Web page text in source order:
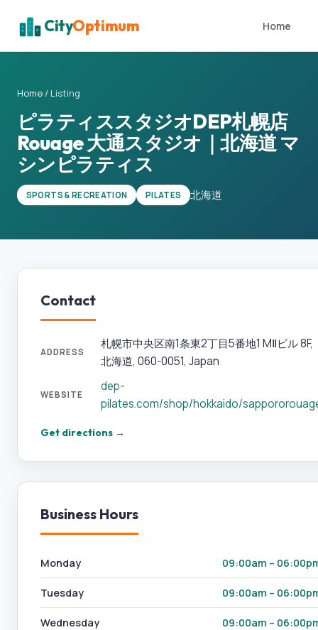
CityOptimum Home
Home / Listing
ピラティススタジオDEP札幌店
Rouage 大通スタジオ｜北海道 マ
シンピラティス
SPORTS & RECREATION PILATES 北海道
Contact
ADDRESS
札幌市中央区南1条東2丁目5番地1 MⅡビル 8F,
北海道, 060-0051, Japan
WEBSITE
dep-
pilates.com/shop/hokkaido/
Get directions →
Business Hours
Monday 09:00am –
Tuesday 09:00am –
Wednesday 09:00am –